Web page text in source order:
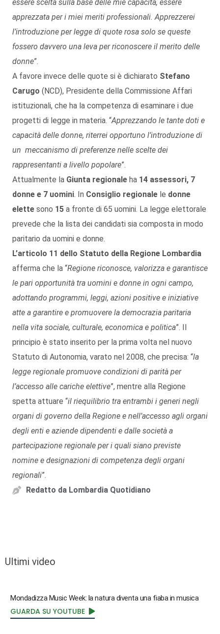
essere scelta sulla base delle mie capacità, essere
apprezzata per i miei meriti professionali. Apprezzerei
l’introduzione per legge di quote rosa solo se queste
fossero davvero una leva per riconoscere il merito delle
donne”.
A favore invece delle quote si è dichiarato Stefano
Carugo (NCD), Presidente della Commissione Affari
istituzionali, che ha la competenza di esaminare i due
progetti di legge in materia. “Apprezzando le tante doti e
capacità delle donne, riterrei opportuno l’introduzione di
un meccanismo di preferenze nelle scelte dei
rappresentanti a livello popolare”.
Attualmente la Giunta regionale ha 14 assessori, 7
donne e 7 uomini. In Consiglio regionale le donne
elette sono 15 a fronte di 65 uomini. La legge elettorale
prevede che la lista dei candidati sia composta in modo
paritario da uomini e donne.
L’articolo 11 dello Statuto della Regione Lombardia
afferma che la “Regione riconosce, valorizza e garantisce
le pari opportunità tra uomini e donne in ogni campo,
adottando programmi, leggi, azioni positive e iniziative
atte a garantire e promuovere la democrazia paritaria
nella vita sociale, culturale, economica e politica”. Il
principio è stato inserito per la prima volta nel nuovo
Statuto di Autonomia, varato nel 2008, che precisa: “la
legge regionale promuove condizioni di parità per
l’accesso alle cariche elettive”, mentre alla Regione
spetta attuare “il riequilibrio tra entrambi i generi negli
organi di governo della Regione e nell’accesso agli organi
degli enti e aziende dipendenti e dalle società a
partecipazione regionale per i quali siano previste
nomine e designazioni di competenza degli organi
regionali”.
Redatto da Lombardia Quotidiano
Ultimi video
Mondadizza Music Week: la natura diventa una fiaba in musica
GUARDA SU YOUTUBE